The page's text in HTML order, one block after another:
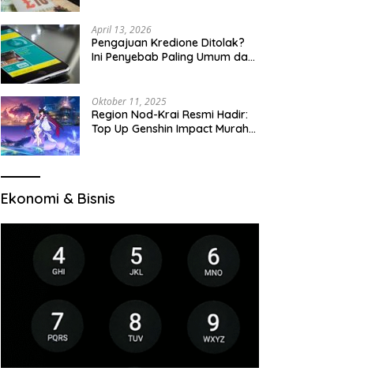
April 13, 2026
Pengajuan Kredione Ditolak?
Ini Penyebab Paling Umum dan
Oktober 11, 2025
Region Nod-Krai Resmi Hadir:
Top Up Genshin Impact Murah
Ekonomi & Bisnis